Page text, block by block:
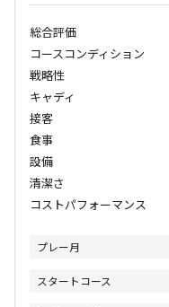
総合評価
コースコンディション
戦略性
キャディ
接客
食事
設備
清潔さ
コストパフォーマンス
プレー月
スタートコース